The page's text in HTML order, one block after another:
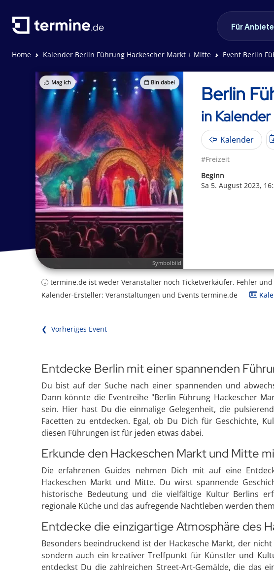
Für
Home Kalender Berlin Führung Hackescher Markt + Mitte Event Berlin
Mag ich Bin dabei
Symbolbild
Berlin
in
Kalender
#Freizeit
Beginn
Sa 5. August 2023,
termine.de ist weder Veranstalter noch Ticketverkäufer. Fehler
Kalender-Ersteller: Veranstaltungen und Events termine.de
❮ Vorheriges Event
Entdecke Berlin mit einer spannenden
Du bist auf der Suche nach einer spannenden und
Dann könnte die Eventreihe "Berlin Führung Hackescher
sein. Hier hast Du die einmalige Gelegenheit, die
Facetten zu entdecken. Egal, ob Du Dich für Geschichte,
diesen Führungen ist für jeden etwas dabei.
Erkunde den Hackeschen Markt und Mitte
Die erfahrenen Guides nehmen Dich mit auf eine
Hackeschen Markt und Mitte. Du wirst spannende
historische Bedeutung und die vielfältige Kultur Berlins
regionale Küche und das aufregende Nachtleben werden
Entdecke die einzigartige Atmosphäre des
Besonders beeindruckend ist der Hackesche Markt, der
sondern auch ein kreativer Treffpunkt für Künstler und
entdeckst Du die zahlreichen Street-Art-Gemälde, die das